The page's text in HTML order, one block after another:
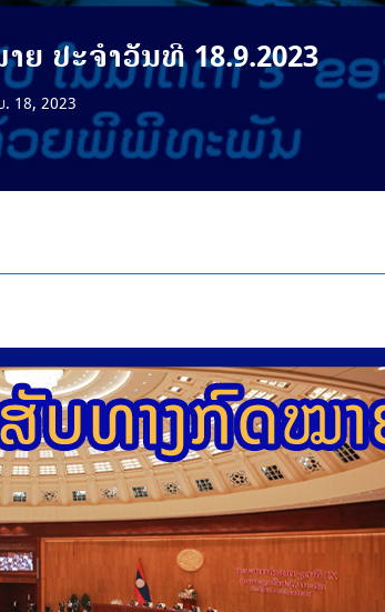
ປະຈຳວັນທີ 18.9.2023
18, 2023